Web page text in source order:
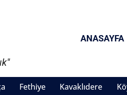
ANASAYFA
Fethiye Kavaklıdere